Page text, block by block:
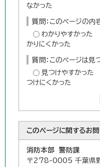
なかった
質問：このページの内
わかりやすかった
かりにくかった
質問：このページは見
見つけやすかった
つけにくかった
このページに関するお
消防本部 警防課
〒278-0005 千葉県